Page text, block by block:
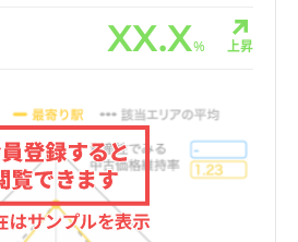
XX.X% 上昇